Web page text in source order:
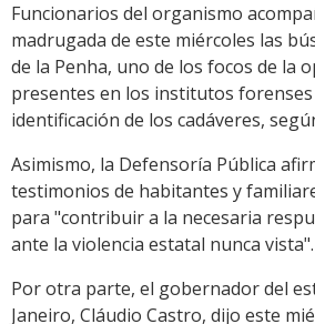
Funcionarios del organismo
madrugada de este miércoles las
de la Penha, uno de los focos de la
presentes en los institutos
identificación de los cadáveres,
Asimismo, la Defensoría Pública
testimonios de habitantes y
para "contribuir a la necesaria
ante la violencia estatal nunca vista".
Por otra parte, el gobernador del
Janeiro, Cláudio Castro, dijo este